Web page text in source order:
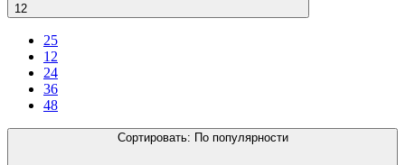
12
25
12
24
36
48
Сортировать: По популярности